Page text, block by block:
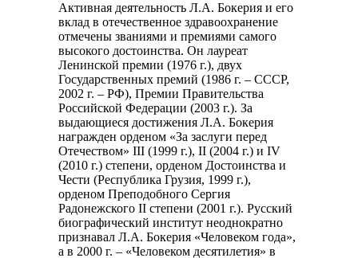
Активная деятельность Л.А. Бокерия и его
вклад в отечественное здравоохранение
отмечены званиями и премиями самого
высокого достоинства. Он лауреат
Ленинской премии (1976 г.), двух
Государственных премий (1986 г. – СССР,
2002 г. – РФ), Премии Правительства
Российской Федерации (2003 г.). За
выдающиеся достижения Л.А. Бокерия
награжден орденом «За заслуги перед
Отечеством» III (1999 г.), II (2004 г.) и IV
(2010 г.) степени, орденом Достоинства и
Чести (Республика Грузия, 1999 г.),
орденом Преподобного Сергия
Радонежского II степени (2001 г.). Русский
биографический институт неоднократно
признавал Л.А. Бокерия «Человеком года»,
а в 2000 г. – «Человеком десятилетия» в